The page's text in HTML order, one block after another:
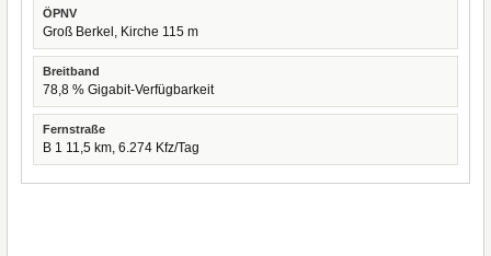
ÖPNV
Groß Berkel, Kirche 115 m
Breitband
78,8 % Gigabit-Verfügbarkeit
Fernstraße
B 1 11,5 km, 6.274 Kfz/Tag